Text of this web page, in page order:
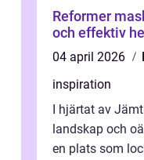
Reformer maskin nyckeln till
och effektiv
04 april 2026
inspiration
I hjärtat av
landskap och
en plats som